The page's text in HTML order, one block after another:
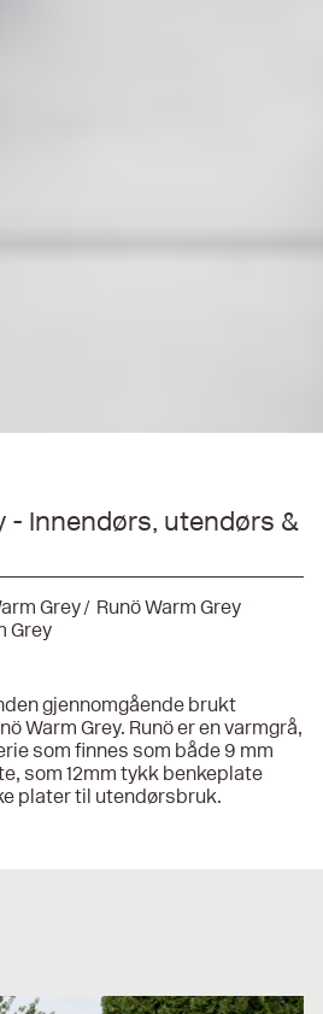
- Innendørs, utendørs &
Grey
Runö Warm Grey
Grey
gjennomgående brukt
Warm Grey. Runö er en varmgrå,
som finnes som både 9 mm
som 12mm tykk benkeplate
plater til utendørsbruk.